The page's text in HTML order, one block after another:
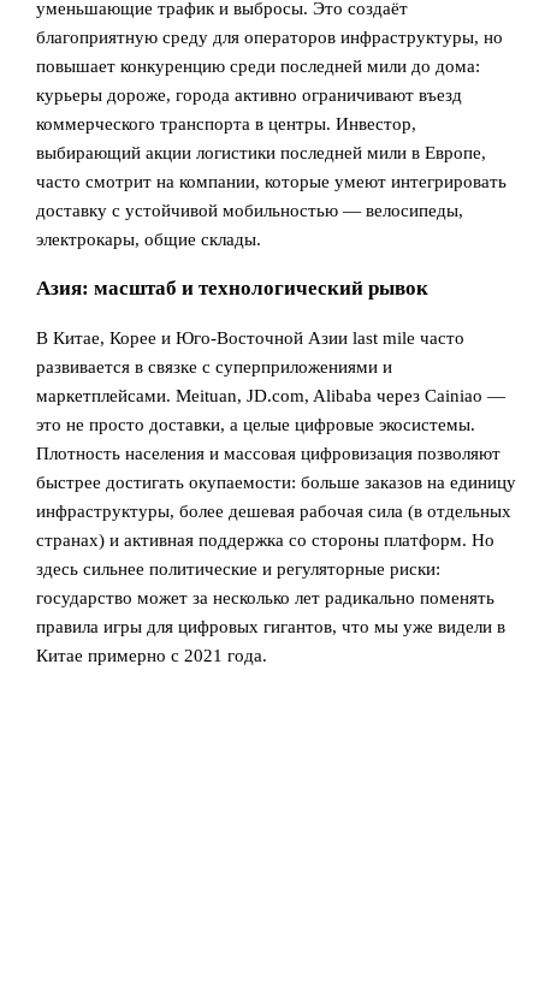
уменьшающие трафик и выбросы. Это создаёт
благоприятную среду для операторов инфраструктуры, но
повышает конкуренцию среди последней мили до дома:
курьеры дороже, города активно ограничивают въезд
коммерческого транспорта в центры. Инвестор,
выбирающий акции логистики последней мили в Европе,
часто смотрит на компании, которые умеют интегрировать
доставку с устойчивой мобильностью — велосипеды,
электрокары, общие склады.
Азия: масштаб и технологический рывок
В Китае, Корее и Юго‑Восточной Азии last mile часто
развивается в связке с суперприложениями и
маркетплейсами. Meituan, JD.com, Alibaba через Cainiao —
это не просто доставки, а целые цифровые экосистемы.
Плотность населения и массовая цифровизация позволяют
быстрее достигать окупаемости: больше заказов на единицу
инфраструктуры, более дешевая рабочая сила (в отдельных
странах) и активная поддержка со стороны платформ. Но
здесь сильнее политические и регуляторные риски:
государство может за несколько лет радикально поменять
правила игры для цифровых гигантов, что мы уже видели в
Китае примерно с 2021 года.